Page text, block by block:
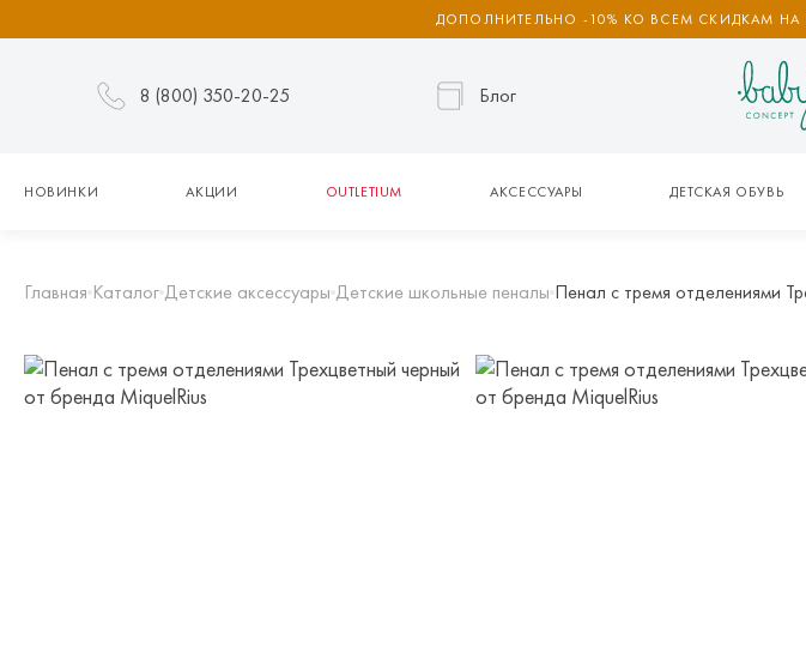
ДОПОЛНИТЕЛЬНО -10% КО ВСЕМ СКИДКАМ НА
8 (800) 350-20-25 Блог
НОВИНКИ АКЦИИ OUTLETIUM АКСЕССУАРЫ ДЕТСКАЯ ОБУВЬ
Главная Каталог Детские аксессуары Детские школьные пеналы Пенал с тремя отделениями